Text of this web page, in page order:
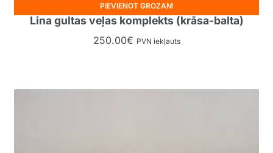
Lina gultas veļas komplekts (krāsa-balta)
250.00€ PVN iekļauts
PIEVIENOT GROZAM